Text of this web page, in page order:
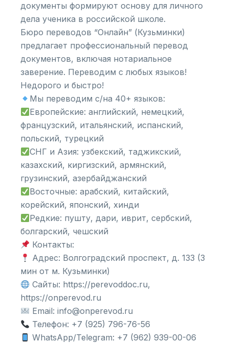
документы формируют основу для личного
дела ученика в российской школе.
Бюро переводов “Онлайн” (Кузьминки)
предлагает профессиональный перевод
документов, включая нотариальное
заверение. Переводим с любых языков!
Недорого и быстро!
Мы переводим с/на 40+ языков:
Европейские: английский, немецкий,
французский, итальянский, испанский,
польский, турецкий
СНГ и Азия: узбекский, таджикский,
казахский, киргизский, армянский,
грузинский, азербайджанский
Восточные: арабский, китайский,
корейский, японский, хинди
Редкие: пушту, дари, иврит, сербский,
болгарский, чешский
Контакты:
Адрес: Волгоградский проспект, д. 133 (3
мин от м. Кузьминки)
Сайты: https://perevoddoc.ru,
https://onperevod.ru
Email: info@onperevod.ru
Телефон: +7 (925) 796-76-56
WhatsApp/Telegram: +7 (962) 939-00-06